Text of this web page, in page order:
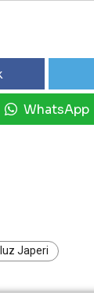
Japeri
WhatsApp